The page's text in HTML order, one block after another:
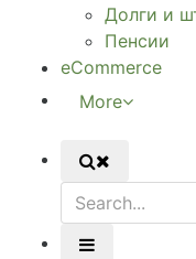
Долги и
Пенсии
eCommerce
More